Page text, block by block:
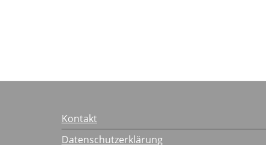
Kontakt
Datenschutzerklärung